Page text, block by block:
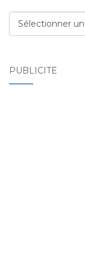
Destinations
PUBLICITÉ